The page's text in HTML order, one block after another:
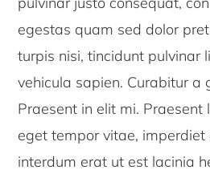
egestas quam sed dolor
turpis nisi, tincidunt pulvinar
vehicula sapien. Curabitur a
Praesent in elit mi. Praesent
eget tempor vitae, imperdiet
interdum erat ut est lacinia